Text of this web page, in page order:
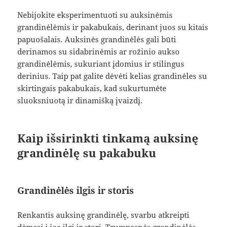
Nebijokite eksperimentuoti su auksinėmis
grandinėlėmis ir pakabukais, derinant juos su kitais
papuošalais. Auksinės grandinėlės gali būti
derinamos su sidabrinėmis ar rožinio aukso
grandinėlėmis, sukuriant įdomius ir stilingus
derinius. Taip pat galite dėvėti kelias grandinėles su
skirtingais pakabukais, kad sukurtumėte
sluoksniuotą ir dinamišką įvaizdį.
Kaip išsirinkti tinkamą auksinę
grandinėlę su pakabuku
Grandinėlės ilgis ir storis
Renkantis auksinę grandinėlę, svarbu atkreipti